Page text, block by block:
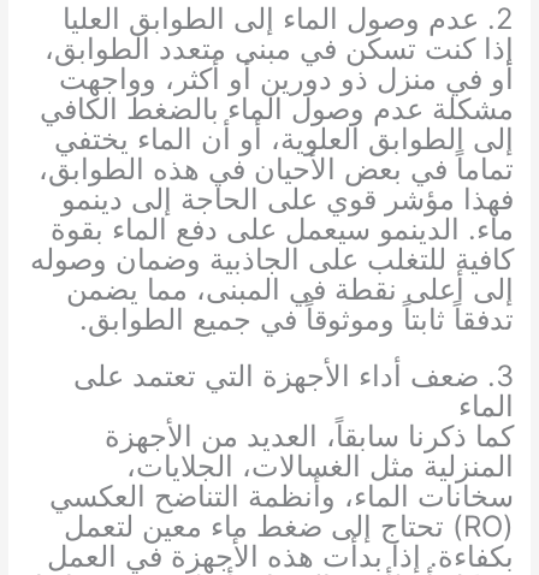
2. عدم وصول الماء إلى الطوابق العليا
إذا كنت تسكن في مبنى متعدد الطوابق،
أو في منزل ذو دورين أو أكثر، وواجهت
مشكلة عدم وصول الماء بالضغط الكافي
إلى الطوابق العلوية، أو أن الماء يختفي
تماماً في بعض الأحيان في هذه الطوابق،
فهذا مؤشر قوي على الحاجة إلى دينمو
ماء. الدينمو سيعمل على دفع الماء بقوة
كافية للتغلب على الجاذبية وضمان وصوله
إلى أعلى نقطة في المبنى، مما يضمن
تدفقاً ثابتاً وموثوقاً في جميع الطوابق.
3. ضعف أداء الأجهزة التي تعتمد على
الماء
كما ذكرنا سابقاً، العديد من الأجهزة
المنزلية مثل الغسالات، الجلايات،
سخانات الماء، وأنظمة التناضح العكسي
(RO) تحتاج إلى ضغط ماء معين لتعمل
بكفاءة. إذا بدأت هذه الأجهزة في العمل